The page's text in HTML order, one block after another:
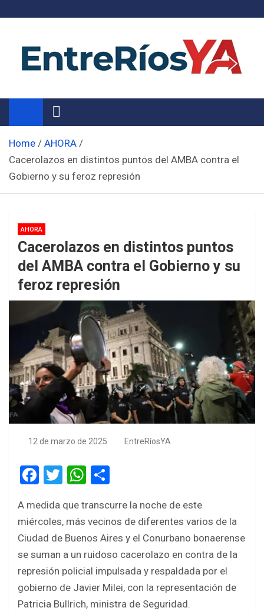
Noticias de Entre Ríos
Información de toda la provincia ahora
Home
AHORA
Cacerolazos en distintos puntos del AMBA contra el
Gobierno y su feroz represión
AHORA
Cacerolazos en distintos puntos
del AMBA contra el Gobierno y su
feroz represión
12 de marzo de 2025 EntreRíosYA
F
ce
b
o
o
k
T
tt
er
W
at
s
A
p
p
ar
e
A medida que transcurre la noche de este
miércoles, más vecinos de diferentes varios de la
Ciudad de Buenos Aires y el Conurbano bonaerense
se suman a un ruidoso cacerolazo en contra de la
represión policial impulsada y respaldada por el
gobierno de Javier Milei, con la representación de
Patricia Bullrich, ministra de Seguridad.